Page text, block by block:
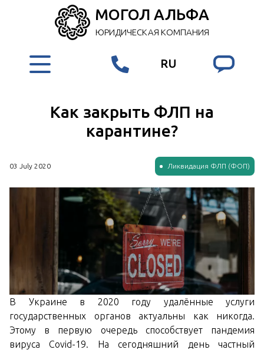
МОГОЛ АЛЬФА
ЮРИДИЧЕСКАЯ КОМПАНИЯ
RU
Как закрыть ФЛП на
карантине?
03 July 2020 Ликвидация ФЛП (ФОП)
В Украине в 2020 году удалённые услуги
государственных органов актуальны как никогда.
Этому в первую очередь способствует пандемия
вируса Covid-19. На сегодняшний день частный